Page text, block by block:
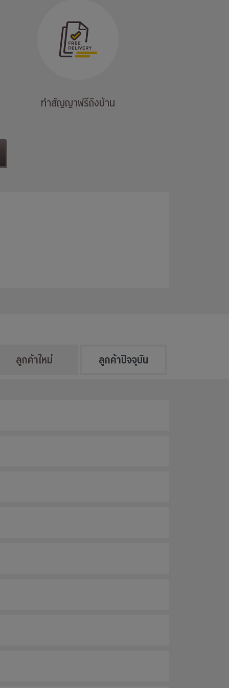
ทำสัญญาฟรีถึงบ้าน
ลูกค้าใหม่ ลูกค้าปัจจุบัน